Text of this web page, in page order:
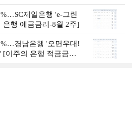
제일은행 'e-그린
행 예금금리-8월 2주]
경남은행 '오면우대!
이주의 은행 적금금